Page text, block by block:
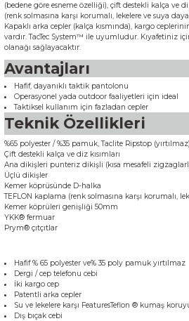
(bedene göre esneme özelliği), çift destekli kalça ve
(renk solmasına karşı korumalı, lekelere ve suya
Kapaklı arka cepler (kalça kısmında), kargo
vardır. TacTec System™ ile uyumludur. Kıyafetiniz
olanağı sağlayacaktır.
Avantajları
Hafif, dayanıklı taktik pantolonu
Operasyonel yada outdoor faaliyetleri için ideal
Taktiksel kullanım için fazladan cepler
Teknik Özellikleri
%65 polyester / %35 pamuk, Taclite Ripstop
Çift destekli kalça ve diz kısımları
Ana dikişleri punteriz dikişli (kısa mesafeli
Üçlü dikişler
Kemer köprüsünde D-halka
TEFLON kaplama (renk solmasına karşı korumalı,
Kemer köprüleri genişliği 50mm
YKK® fermuar
Prym® çıtçıtlar
Hafif % 65 polyester ve% 35 poly pamuk yırtılmaz
Dergi / cep telefonu cebi
İki kargo cep
Patentli arka cepler
Su ve lekelere karşı FeaturesTeflon ® kumaş
Dış bıçak cebi